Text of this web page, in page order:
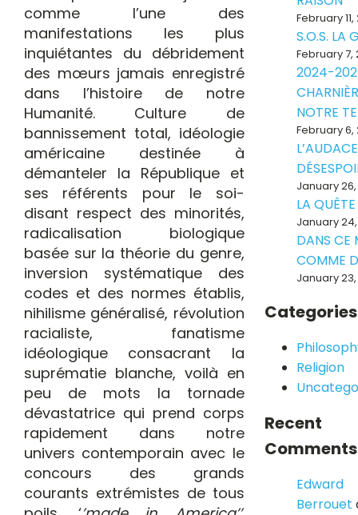
comme l’une des
manifestations les plus
inquiétantes du débridement
des mœurs jamais enregistré
dans l’histoire de notre
Humanité. Culture de
bannissement total, idéologie
américaine destinée à
démanteler la République et
ses référents pour le soi-
disant respect des minorités,
radicalisation biologique
basée sur la théorie du genre,
inversion systématique des
codes et des normes établis,
nihilisme généralisé, révolution
racialiste, fanatisme
idéologique consacrant la
suprématie blanche, voilà en
peu de mots la tornade
dévastatrice qui prend corps
rapidement dans notre
univers contemporain avec le
concours des grands
courants extrémistes de tous
February
S.O.S. LA
February 7,
2024-
NOTRE
February 6,
January
LA
January
DANS CE
COMME
January
Categories
Religion
Recent
Comments
Edward
Berrouet